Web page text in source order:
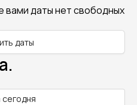
вами даты нет свободных
даты